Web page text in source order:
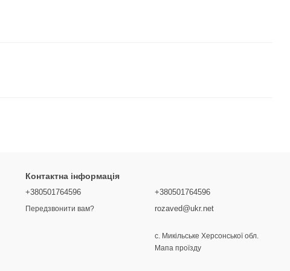
Контактна інформація
+380501764596
Передзвонити вам?
+380501764596
rozaved@ukr.net
с. Микільське Херсонської обл.
Мапа проїзду